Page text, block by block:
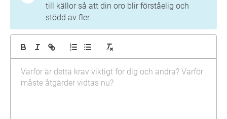
till källor så att din oro blir förståelig och
stödd av fler.